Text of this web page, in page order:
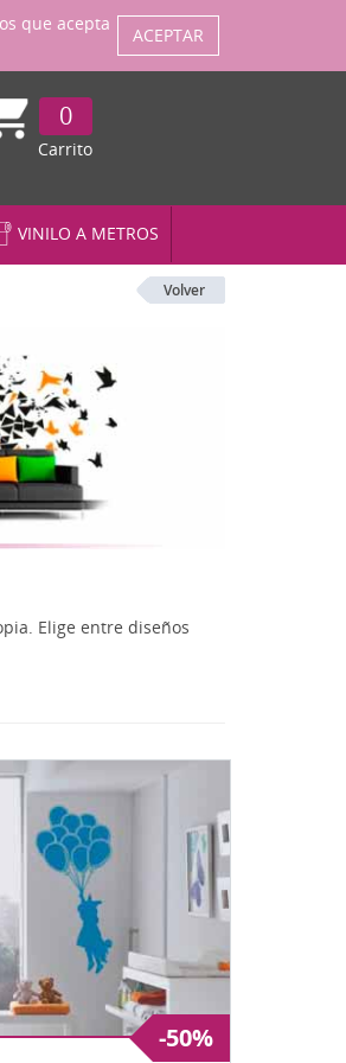
Regístrate
0
Carrito
VINILO A METROS
Volver
Elige entre diseños
-50%
que acepta
ACEPTAR